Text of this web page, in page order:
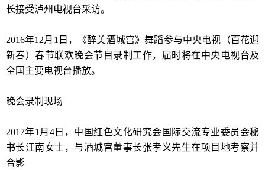
长接受泸州电视台采访。
2016年12月1日，《醉美酒城宫》舞蹈参与中央电视（百花迎
新春）春节联欢晚会节目录制工作，届时将在中央电视台及
全国主要电视台播放。
晚会录制现场
2017年1月4日，中国红色文化研究会国际交流专业委员会秘
书长江南女士，与酒城宫董事长张孝义先生在项目地考察并
合影